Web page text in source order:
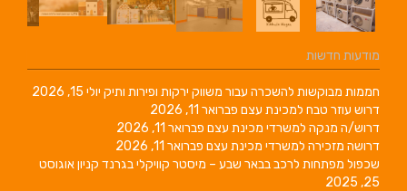
מודעות חדשות
חממות מבוקשות להשכרה עבור משווק ירקות ופירות ותיק יולי 15, 2026
דרוש עוזר טבח למכינת עצם פברואר 11, 2026
דרוש/ה מנקה למשרדי מכינת עצם פברואר 11, 2026
דרושה מזכירה למשרדי מכינת עצם פברואר 11, 2026
שכפול מפתחות לרכב בבאר שבע – מיסטר קוויקלי בגרנד קניוןאוגוסט
25, 2025